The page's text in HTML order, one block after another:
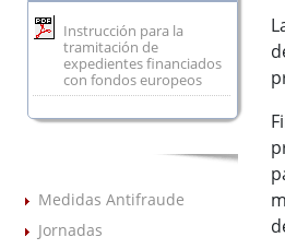
Instrucción para la
tramitación de
expedientes financiados
con fondos europeos
Medidas Antifraude
Jornadas